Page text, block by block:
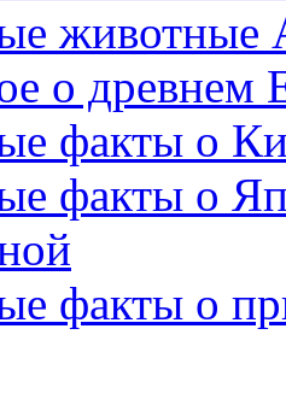
животные
о древнем
факты о
факты о
факты о